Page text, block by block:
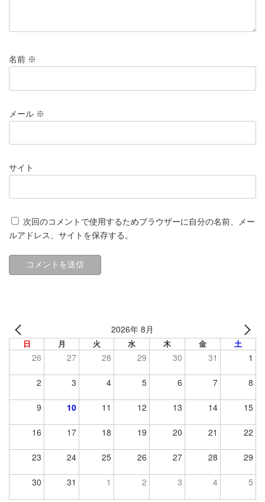
名前 ※
メール ※
サイト
次回のコメントで使用するためブラウザーに自分の名前、メー
ルアドレス、サイトを保存する。
2026年 8月
日 月 火 水 木 金 土
26 27 28 29 30 31 1
2 3 4 5 6 7 8
9 10 11 12 13 14 15
16 17 18 19 20 21 22
23 24 25 26 27 28 29
30 31 1 2 3 4 5